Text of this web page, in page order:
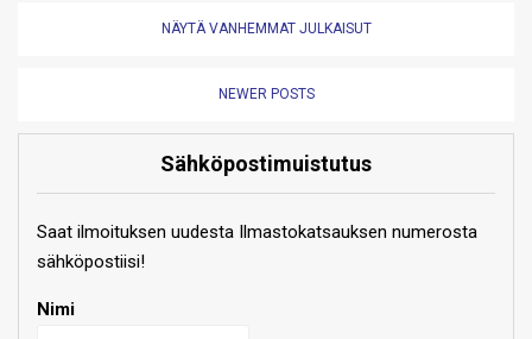
NÄYTÄ VANHEMMAT JULKAISUT
NEWER POSTS
Sähköpostimuistutus
Saat ilmoituksen uudesta Ilmastokatsauksen numerosta
sähköpostiisi!
Nimi